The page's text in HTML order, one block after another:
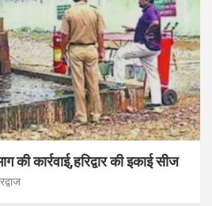
की कार्रवाई,हरिद्वार की इकाई सीज